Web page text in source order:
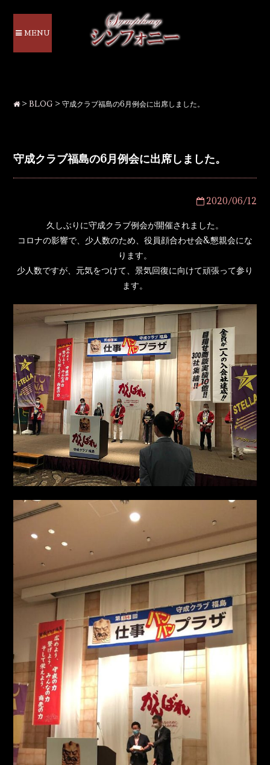
MENU
> BLOG >守成クラブ福島の6月例会に出席しました。
守成クラブ福島の6月例会に出席しました。
2020/06/12
久しぶりに守成クラブ例会が開催されました。
コロナの影響で、少人数のため、役員顔合わせ会&懇親会にな
ります。
少人数ですが、元気をつけて、景気回復に向けて頑張って参り
ます。